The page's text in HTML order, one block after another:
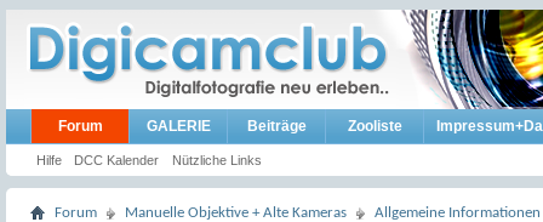
Forum
Hilfe DCC Kalender Nützliche Links
GALERIE Beiträge Zooliste
Forum Manuelle Objektive + Alte Kameras Allgemeine Informationen